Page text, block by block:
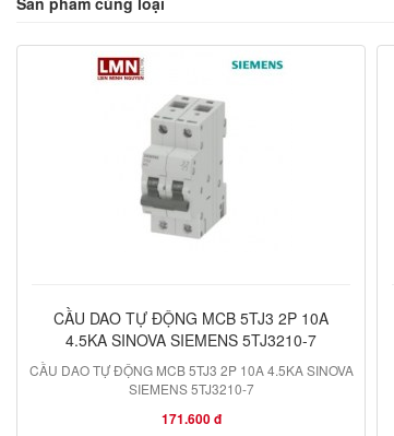
CẦU DAO TỰ ĐỘNG MCB 5TJ3 2P 10A
4.5KA SINOVA SIEMENS 5TJ3210-7
CẦU DAO TỰ ĐỘNG MCB 5TJ3 2P 10A 4.5KA SINOVA
SIEMENS 5TJ3210-7
171.600 đ